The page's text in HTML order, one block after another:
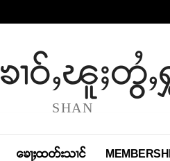
ၢဝ်ႇၽူႈတွႆႇ
SHAN
ၶေႃႈထတ်းသၢင်